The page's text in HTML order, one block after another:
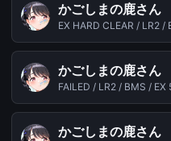
かごしまの鹿さん
EX HARD CLEAR / LR2
かごしまの鹿さん
FAILED / LR2 / BMS /
かごしまの鹿さん